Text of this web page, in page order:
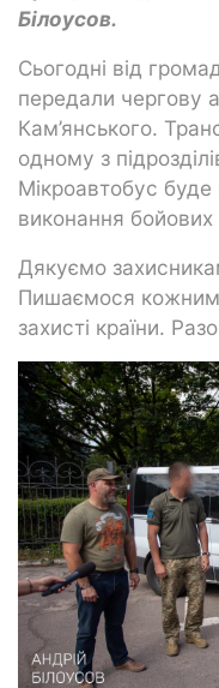
Білоусов.
Сьогодні від
передали чергову
Кам’янського.
одному з
Мікроавтобус
виконання бойових
Дякуємо
Пишаємося кожним,
захисті країни.